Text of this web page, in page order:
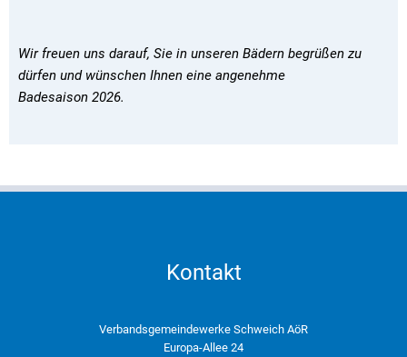
Wir freuen uns darauf, Sie in unseren Bädern begrüßen zu
dürfen und wünschen Ihnen eine angenehme
Badesaison 2026.
Kontakt
Verbandsgemeindewerke Schweich AöR
Europa-Allee 24